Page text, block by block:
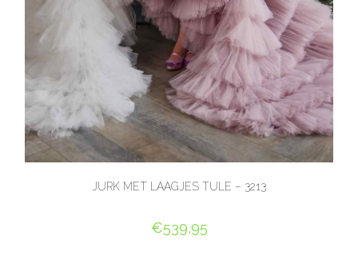
JURK MET LAAGJES TULE – 3213
€539,95